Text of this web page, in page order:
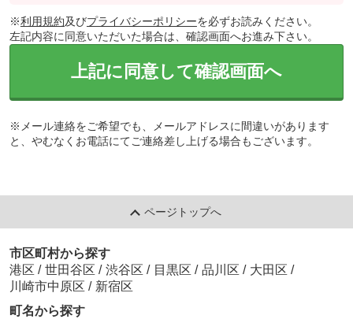
※利用規約及びプライバシーポリシーを必ずお読みください。
左記内容に同意いただいた場合は、確認画面へお進み下さい。
上記に同意して確認画面へ
※メール連絡をご希望でも、メールアドレスに間違いがあります
と、やむなくお電話にてご連絡差し上げる場合もございます。
ページトップへ
市区町村から探す
港区 / 世田谷区 / 渋谷区 / 目黒区 / 品川区 / 大田区 /
川崎市中原区 / 新宿区
町名から探す